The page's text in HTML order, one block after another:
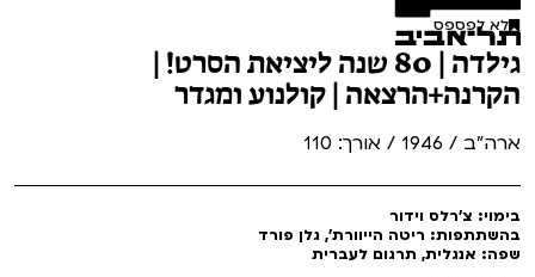
גילדה | 80 שנה ליציאת הסרט! |
הקרנה+הרצאה | קולנוע ומגדר
ארה"ב / 1946 / אורך: 110
לא לפספס
בימוי: צ'רלס וידור
בהשתתפות: ריטה הייוורת', גלן פורד
שפה: אנגלית, תרגום לעברית